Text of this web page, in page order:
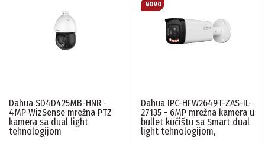
Dahua SD4D425MB-HNR -
4MP WizSense mrežna PTZ
kamera sa dual light
tehnologijom
Dahua IPC-HFW2649T-ZAS-IL-
27135 - 6MP mrežna kamera u
bullet kućištu sa Smart dual
light tehnologijom,